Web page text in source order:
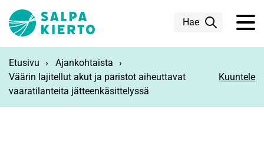
Hae
Etusivu
Ajankohtaista
Väärin lajitellut akut ja paristot aiheuttavat
vaaratilanteita jätteenkäsittelyssä
Kuuntele